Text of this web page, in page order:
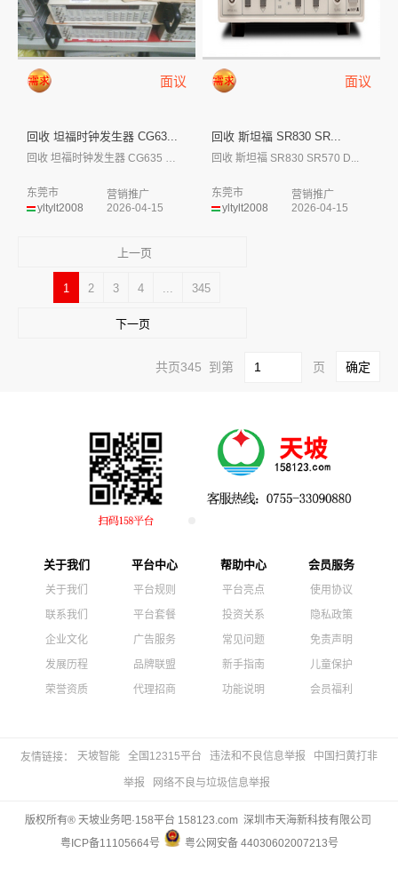
面议
回收 坦福时钟发生器 CG63...
yltylt2008
东莞市
营销推广
2026-04-15
面议
回收 斯坦福 SR830 SR...
回收 斯坦福 SR830 SR570 D...
yltylt2008
东莞市
营销推广
2026-04-15
上一页
1 2 3 4 345
下一页
共页345 到第 页
关于我们
关于我们
联系我们
企业文化
发展历程
荣誉资质
平台中心
平台规则
平台套餐
广告服务
品牌联盟
代理招商
帮助中心
平台亮点
投资关系
常见问题
新手指南
功能说明
会员服务
使用协议
隐私政策
免责声明
儿童保护
会员福利
友情链接： 天坡智能 全国12315平台 违法和不良信息举报 中国扫黄打非
举报 网络不良与垃圾信息举报
版权所有® 天坡业务吧·158平台 158123.com 深圳市天海新科技有限公司
粤ICP备11105664号
粤公网安备 44030602007213号